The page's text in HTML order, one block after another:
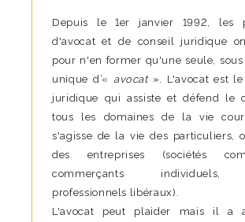
Depuis le 1er janvier 1992, les
d'avocat et de conseil juridique
pour n'en former qu'une seule,
unique d’« avocat». L'avocat est le
juridique qui assiste et défend le
tous les domaines de la vie
s'agisse de la vie des particuliers,
des entreprises (sociétés
commerçants individuels,
professionnels libéraux).
L'avocat peut plaider mais il a